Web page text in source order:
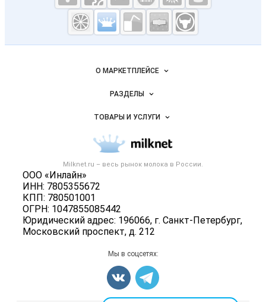
Молочная
промышленность
Milknet.ru
Важные разделы и контакты
Milknet.ru – весь рынок молока в России.
ООО «Инлайн»
ИНН: 7805355672
КПП: 780501001
ОГРН: 1047855085442
Юридический адрес: 196066, г. Санкт-Петербург,
Московский проспект, д. 212
Навигация по сайтуО МАРКЕТПЛЕЙСЕ
Новости Milknet.ru
Размещение рекламы
Публичная оферта
Контактная информация
Политика обработки персональных данных
РАЗДЕЛЫ
Объявления
Новости рынка
ТОВАРЫ И УСЛУГИ
Молочная продукция
Вторичное сырье
Оборудование
Карта объявлений
Мы в соцсетях: